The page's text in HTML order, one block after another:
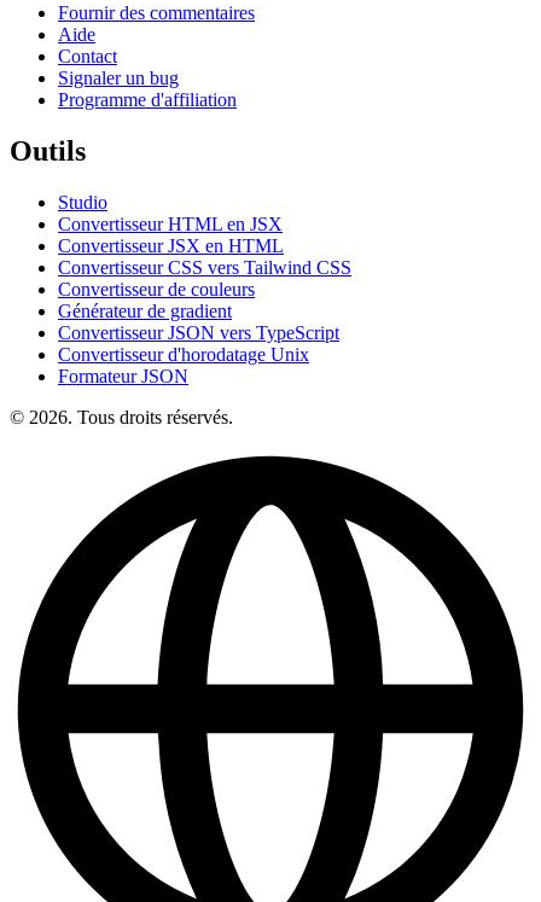
Fournir des commentaires
Aide
Contact
Signaler un bug
Programme d'affiliation
Outils
Studio
Convertisseur HTML en JSX
Convertisseur JSX en HTML
Convertisseur CSS vers Tailwind CSS
Convertisseur de couleurs
Générateur de gradient
Convertisseur JSON vers TypeScript
Convertisseur d'horodatage Unix
Formateur JSON
© 2026. Tous droits réservés.